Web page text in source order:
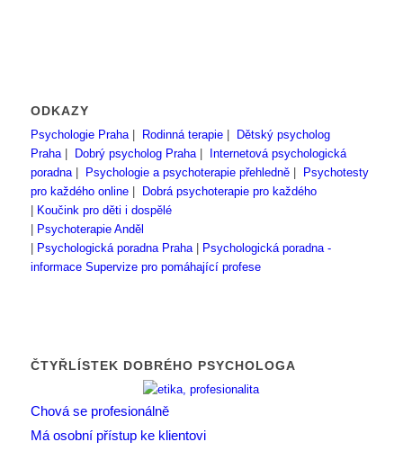
ODKAZY
Psychologie Praha| Rodinná terapie|
Dětský psycholog
Praha| Dobrý psycholog Praha|
Internetová psychologická
poradna| Psychologie a psychoterapie přehledně|
Psychotesty
pro každého online|
Dobrá psychoterapie pro každého
Koučink pro děti i dospělé
Psychoterapie Anděl
Psychologická poradna Praha|
Psychologická poradna -
informace Supervize pro pomáhající profese
ČTYŘLÍSTEK DOBRÉHO PSYCHOLOGA
Chová se profesionálně
Má osobní přístup ke klientovi